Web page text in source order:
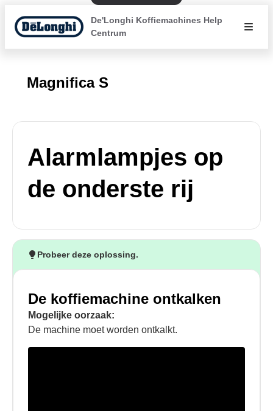
De'Longhi Koffiemachines Help
Centrum
Magnifica S
Alarmlampjes op
de onderste rij
Probeer deze oplossing.
De koffiemachine ontkalken
Mogelijke oorzaak:
De machine moet worden ontkalkt.